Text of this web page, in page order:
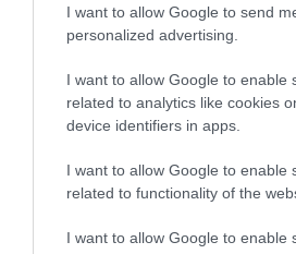
I want to allow Google to send
personalized advertising.
I want to allow Google to enable
related to analytics like cookies
device identifiers in apps.
I want to allow Google to enable
related to functionality of the
I want to allow Google to enable
masa madre en la masa.
minutos.
Incorporamos la sal.
Pasamos a una superficie de
mano en caso de que